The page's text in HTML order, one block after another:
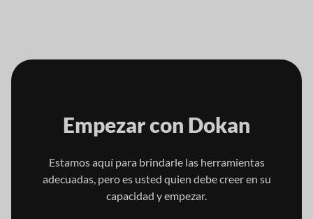
Empezar con Dokan
Estamos aquí para brindarle las herramientas
adecuadas, pero es usted quien debe creer en su
capacidad y empezar.